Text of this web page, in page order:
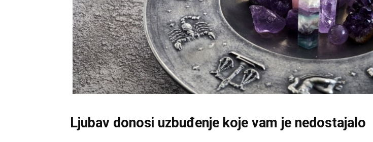
Ljubav donosi uzbuđenje koje vam je nedostajalo